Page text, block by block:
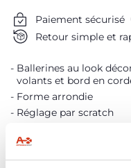
Paiement sécurisé
Retour simple et
Ballerines au look
volants et bord en
Forme arrondie
Réglage par scratch